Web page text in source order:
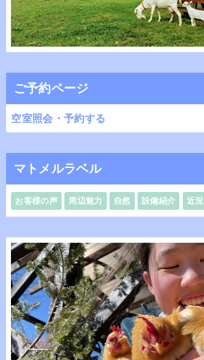
ご予約ページ
空室照会・予約する
マトメルラベル
お客様の声 周辺魅力 自然 設備紹介 近況